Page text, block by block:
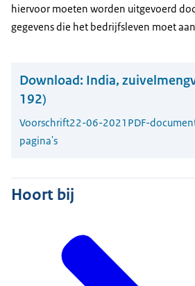
hiervoor moeten worden uitgevoerd
gegevens die het bedrijfsleven moet
Download: India,
192)
Voorschrift22-06-2021 PDF-
pagina's
Hoort bij